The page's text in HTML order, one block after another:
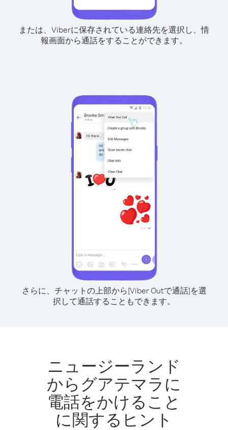
または、Viberに保存されている連絡先を選択し、情
報画面から通話をすることができます。
さらに、チャットの上部から[Viber Outで通話]を選
択して通話することもできます。
ニュージーランド
からグアテマラに
電話をかけること
に関するヒント